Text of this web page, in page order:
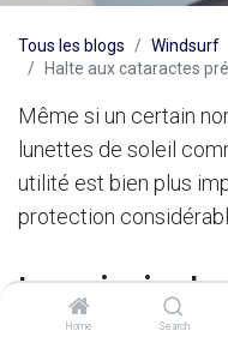
Home Search
Tous les blogs
Windsurf
Halte aux cataractes
Même si un certain
lunettes de soleil
utilité est bien plus
protection
Les
des lunettes